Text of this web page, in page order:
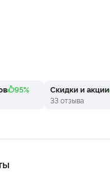
95% Скидки и акции
33 отзыва